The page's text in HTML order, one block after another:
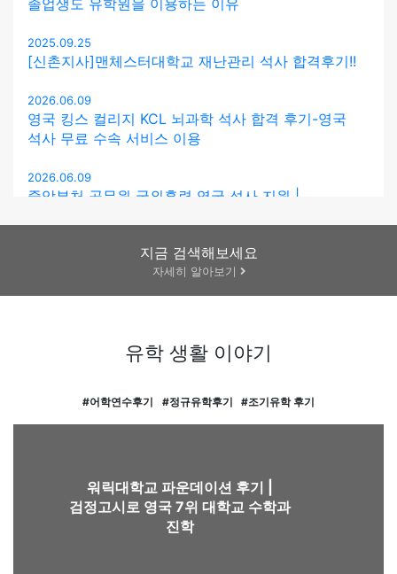
졸업생도 유학원을 이용하는 이유
2025.09.25
[신촌지사]맨체스터대학교 재난관리 석사 합격후기!!
2026.06.09
영국 킹스 컬리지 KCL 뇌과학 석사 합격 후기-영국
석사 무료 수속 서비스 이용
2026.06.09
중앙부처 공무원 국외훈련 영국 석사 지원 |
리즈대학교 음악 경영 석사 합격 후기 |
취업까지-졸업생 후기
유학원을 통해서 가능한 사례: 불합격을
합격으로, 퀸메리 런던대학교 데이터 과학 석사
케임브리지대학교 경영학 석사 합격 후기 |
Cambridge MPhil in Management 입학요건 및
지금 검색해보세요
자세히 알아보기
유학 생활 이야기
#어학연수후기 #정규유학후기 #조기유학 후기
워릭대학교 파운데이션 후기 |
검정고시로 영국 7위 대학교 수학과
진학